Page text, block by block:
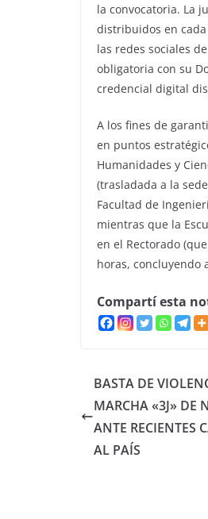
la convocatoria. La
distribuidos en
las redes sociales
obligatoria con su
credencial digital
A los fines de
en puntos
Humanidades y
(trasladada a la
Facultad de
mientras que la
en el Rectorado
horas, concluyendo
Compartí esta
BASTA DE
MARCHA «3J» DE
ANTE RECIENTES
AL PAÍS